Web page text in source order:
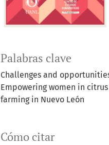
Palabras clave
Challenges and
Empowering women in citrus
farming in Nuevo León
Cómo citar